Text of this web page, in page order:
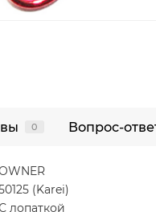
0 Вопрос-
(Karei)
лопаткой